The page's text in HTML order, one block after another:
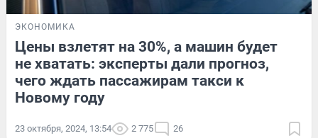
ЭКОНОМИКА
Цены взлетят на 30%, а машин будет
не хватать: эксперты дали прогноз,
чего ждать пассажирам такси к
Новому году
23 октября, 2024, 13:54 2 775 26